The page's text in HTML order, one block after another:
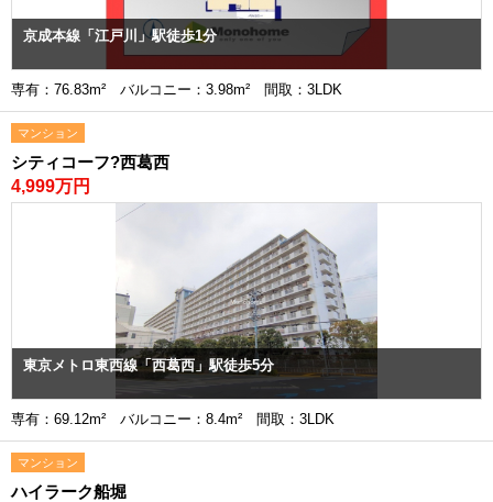
京成本線「江戸川」駅徒歩1分
専有：76.83m² バルコニー：3.98m² 間取：3LDK
マンション
シティコーフ?西葛西
4,999万円
東京メトロ東西線「西葛西」駅徒歩5分
専有：69.12m² バルコニー：8.4m² 間取：3LDK
マンション
ハイラーク船堀